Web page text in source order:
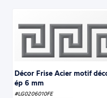
Décor Frise Acier motif
ép 6 mm
#LG0206010FE